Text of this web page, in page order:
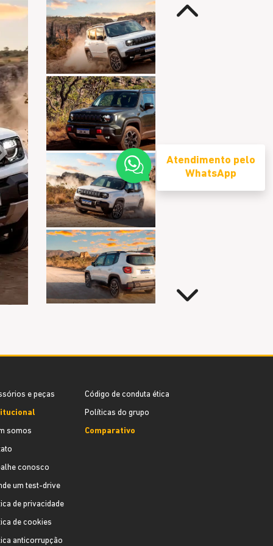
Anterior
Atendimento pelo
WhatsApp
e peças
somos
conosco
um test-drive
de privacidade
de cookies
anticorrupção
Código de conduta ética
Políticas do grupo
Comparativo